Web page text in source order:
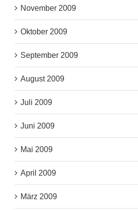
November 2009
Oktober 2009
September 2009
August 2009
Juli 2009
Juni 2009
Mai 2009
April 2009
März 2009